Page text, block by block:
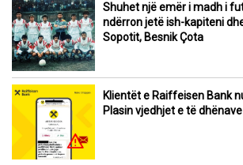
Shuhet një emër i madh i
ndërron jetë ish-kapiteni
Sopotit, Besnik Çota
Klientët e Raiffeisen Bank
Plasin vjedhjet e të dhënave